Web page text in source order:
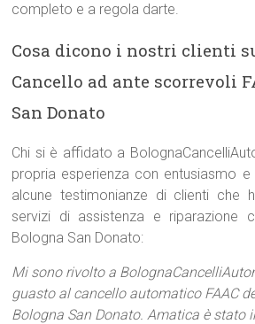
completo e a regola darte.
Cosa dicono i nostri clienti
Cancello ad ante scorrevoli
San Donato
Chi si è affidato a
propria esperienza con entusiasmo
alcune testimonianze di clienti che
servizi di assistenza e riparazione
Bologna San Donato:
Mi sono rivolto a
guasto al cancello automatico FAAC
Bologna San Donato. Amatica è stato